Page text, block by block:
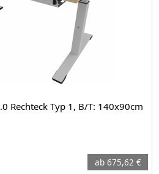
Rechteck Typ 1, B/T: 140x90cm
ab 675,62 €